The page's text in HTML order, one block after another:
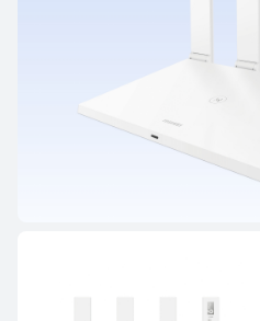
HUAWEI WiFi AX-